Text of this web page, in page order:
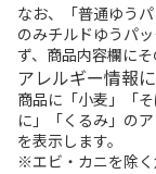
なお、「普通ゆう
のみチルドゆうパ
ず、商品内容欄にそ
アレルギー情報
商品に「小麦」「
に」「くるみ」の
を表示します。
※エビ・カニを除